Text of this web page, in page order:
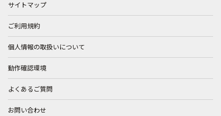
サイトマップ
ご利用規約
個人情報の取扱いについて
動作確認環境
よくあるご質問
お問い合わせ